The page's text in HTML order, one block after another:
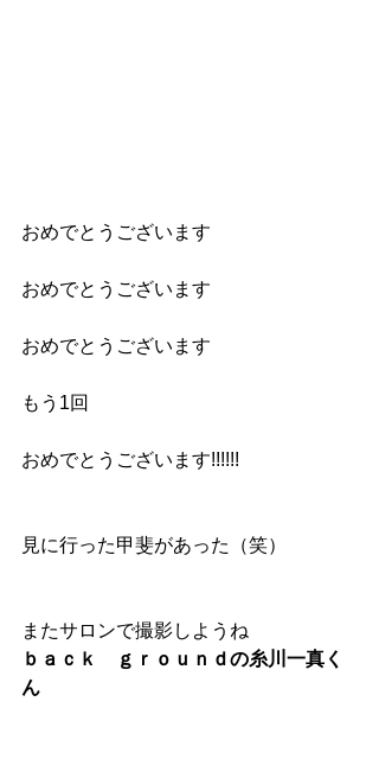
おめでとうございます
おめでとうございます
おめでとうございます
もう1回
おめでとうございます!!!!!!
見に行った甲斐があった（笑）
またサロンで撮影しようね
ｂａｃｋ　ｇｒｏｕｎｄの糸川一真く
ん